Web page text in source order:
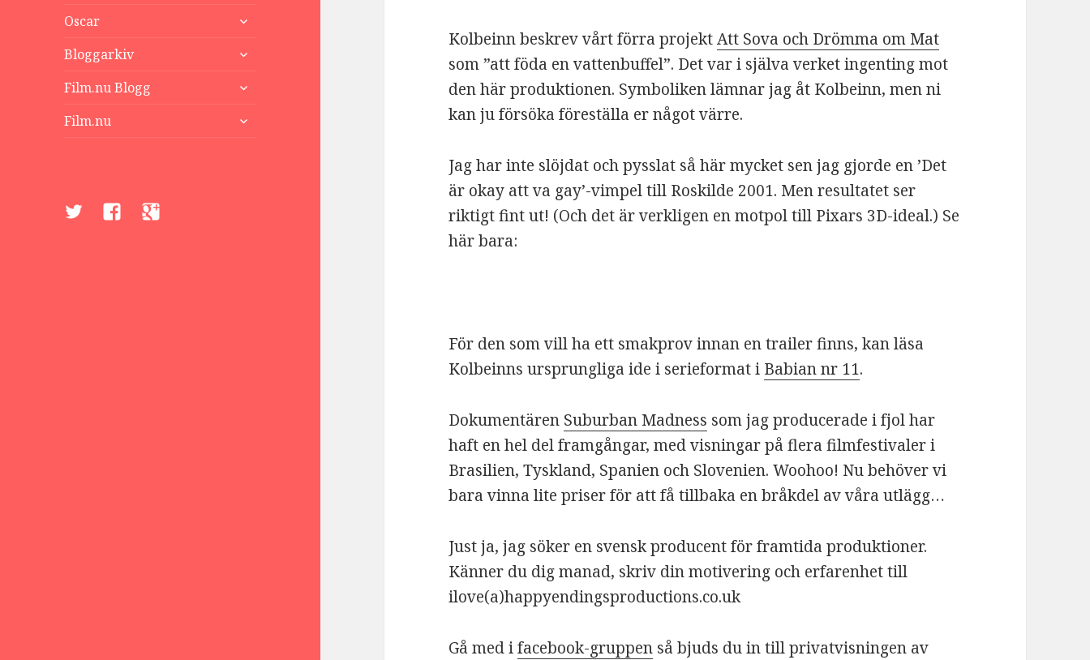
Oscar
expandera
Bloggarkiv
expandera
Film.nu Blogg
expandera
Film.nu
expandera
TwitterFacebookGoogle+
Kolbeinn beskrev vårt förra projektAtt Sova och Drömma om Mat
som ”att föda en vattenbuffel”. Det var i själva verket ingenting mot
den här produktionen. Symboliken lämnar jag åt Kolbeinn, men ni
kan ju försöka föreställa er något värre.
Jag har inte slöjdat och pysslat så här mycket sen jag gjorde en ’Det
är okay att va gay’-vimpel till Roskilde 2001. Men resultatet ser
riktigt fint ut! (Och det är verkligen en motpol till Pixars 3D-ideal.) Se
här bara:
För den som vill ha ett smakprov innan en trailer finns, kan läsa
Kolbeinns ursprungliga ide i serieformat i Babian nr 11.
Dokumentären Suburban Madness som jag producerade i fjol har
haft en hel del framgångar, med visningar på flera filmfestivaler i
Brasilien, Tyskland, Spanien och Slovenien. Woohoo! Nu behöver vi
bara vinna lite priser för att få tillbaka en bråkdel av våra utlägg…
Just ja, jag söker en svensk producent för framtida produktioner.
Känner du dig manad, skriv din motivering och erfarenhet till
ilove(a)happyendingsproductions.co.uk
Gå med ifacebook-gruppen så bjuds du in till privatvisningen av